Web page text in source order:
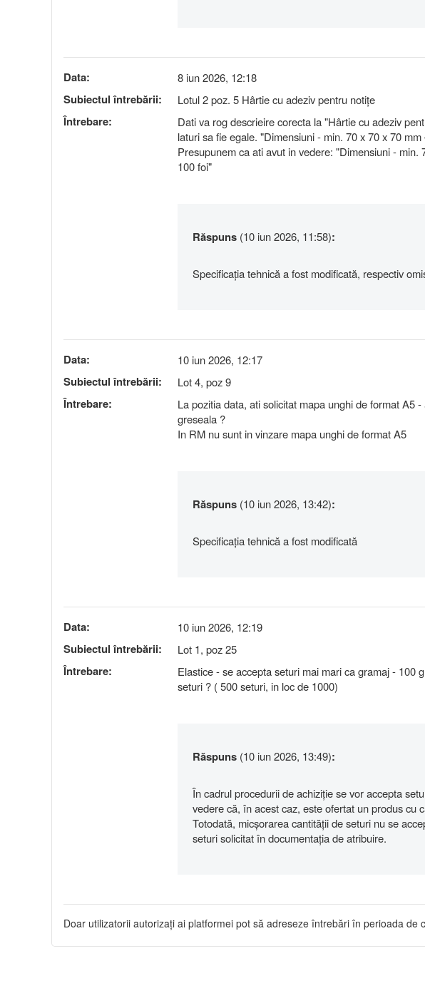
Data: 8 iun 2026, 12:18
Subiectul întrebării: Lotul 2 poz. 5 Hârtie cu adeziv pentru notițe
Întrebare:
Dati va rog descrieire corecta la "Hârtie cu adeziv
laturi sa fie egale. "Dimensiuni - min. 70 x 70 x 70
Presupunem ca ati avut in vedere: "Dimensiuni -
100 foi"
Răspuns (10 iun 2026, 11:58):
Specificația tehnică a fost modificată, respectiv
Data: 10 iun 2026, 12:17
Subiectul întrebării: Lot 4, poz 9
Întrebare:
La pozitia data, ati solicitat mapa unghi de format A5
greseala ?
In RM nu sunt in vinzare mapa unghi de format A5
Răspuns (10 iun 2026, 13:42):
Specificația tehnică a fost modificată
Data: 10 iun 2026, 12:19
Subiectul întrebării: Lot 1, poz 25
Întrebare:
Elastice - se accepta seturi mai mari ca gramaj - 100
seturi ? ( 500 seturi, in loc de 1000)
Răspuns (10 iun 2026, 13:49):
În cadrul procedurii de achiziție se vor accepta
vedere că, în acest caz, este ofertat un produs cu
Totodată, micșorarea cantității de seturi nu se
seturi solicitat în documentația de atribuire.
Doar utilizatorii autorizați ai platformei pot să adreseze întrebări în perioada de